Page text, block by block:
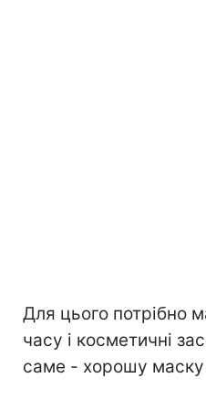
Для цього потрібно
часу і косметичні
саме - хорошу маску